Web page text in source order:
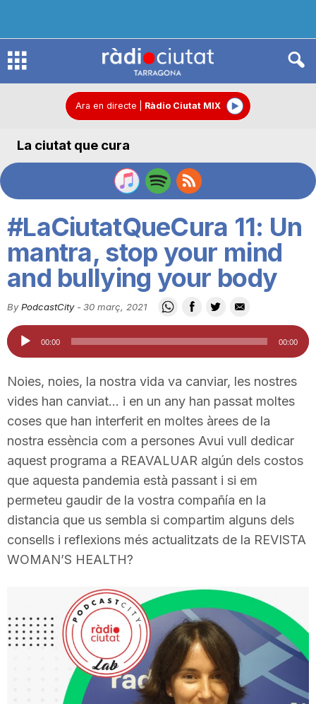
R
d
C
u
t
a
t
d
T
Ara en directe Ràdio Ciutat MIX
La ciutat que cura
#LaCiutatQueCura 11: Un
mantra, stop your mind
and bullying your body
By PodcastCity-30 març, 2021
Reproductor
d'àudio
00:00 00:00
Noies, noies, la nostra vida va canviar, les nostres
vides han canviat… i en un any han passat moltes
coses que han interferit en moltes àrees de la
nostra essència com a persones Avui vull dedicar
aquest programa a REAVALUAR algún dels costos
que aquesta pandemia està passant i si em
permeteu gaudir de la vostra compañía en la
distancia que us sembla si compartim alguns dels
consells i reflexions més actualitzats de la REVISTA
WOMAN’S HEALTH?